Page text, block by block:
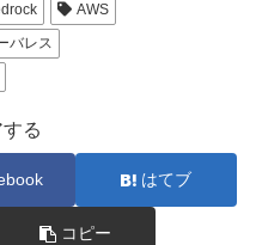
AWS
バレス
る
はてブ
コピー